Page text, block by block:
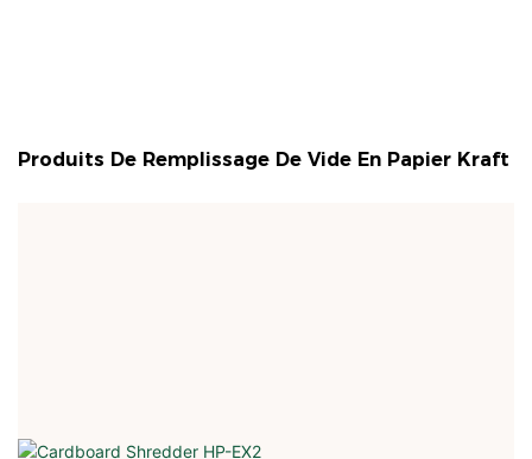
Produits De Remplissage De Vide En Papier Kraft